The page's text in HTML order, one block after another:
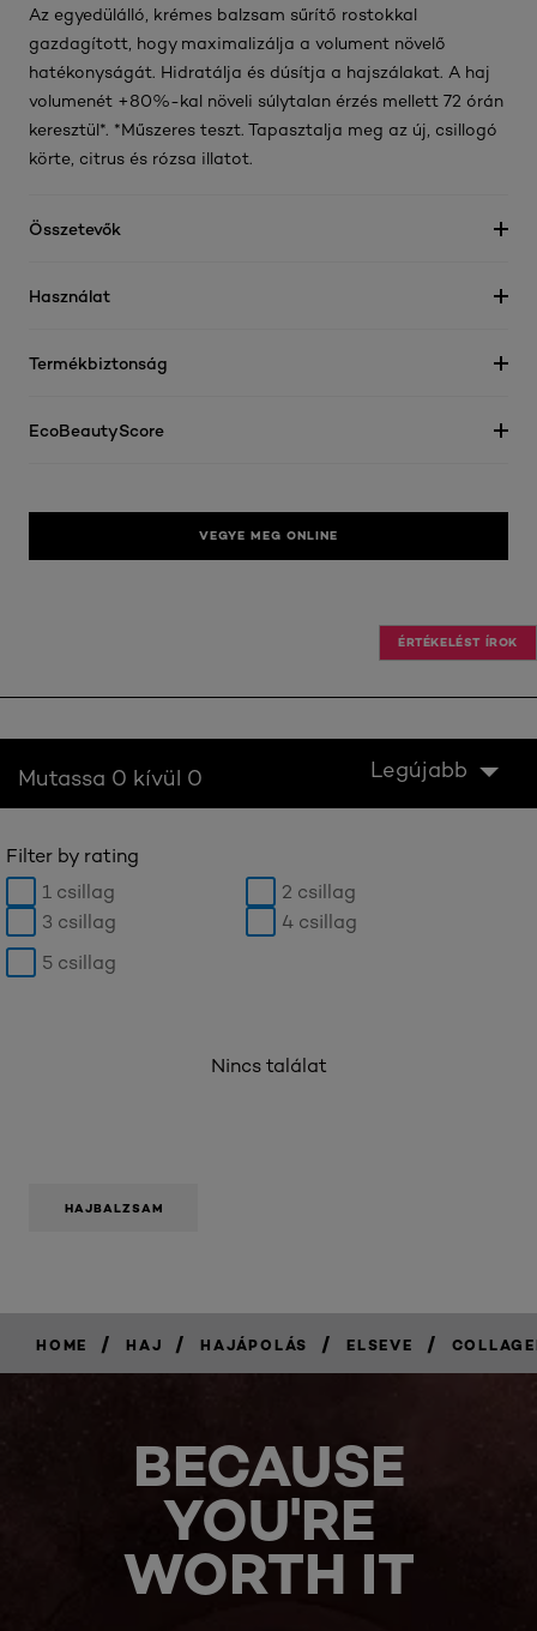
Az egyedülálló, krémes balzsam sűrítő rostokkal
gazdagított, hogy maximalizálja a volument növelő
hatékonyságát. Hidratálja és dúsítja a hajszálakat. A haj
volumenét +80%-kal növeli súlytalan érzés mellett 72 órán
keresztül*. *Műszeres teszt. Tapasztalja meg az új, csillogó
körte, citrus és rózsa illatot.
Összetevők
Használat
Termékbiztonság
EcoBeautyScore
VEGYE MEG ONLINE
ÉRTÉKELÉST ÍROK
Mutassa 0 kívül 0 Legújabb
Filter by rating
1 csillag
2 csillag
3 csillag
4 csillag
5 csillag
Nincs találat
HAJBALZSAM
HOME / HAJ / HAJÁPOLÁS / ELSEVE /
BECAUSE
YOU'RE
WORTH IT